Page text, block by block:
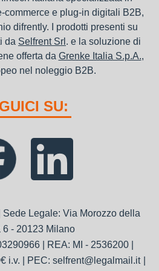
commerce e plug-in digitali B2B,
difrently. I prodotti presenti su
da Selfrent Srl . e la soluzione di
offerta da Grenke Italia S.p.A.,
nel noleggio B2B.
SU:
Legale: Via Morozzo della
6 - 20123 Milano
| REA: MI - 2536200 |
i.v. | PEC: selfrent@legalmail.it